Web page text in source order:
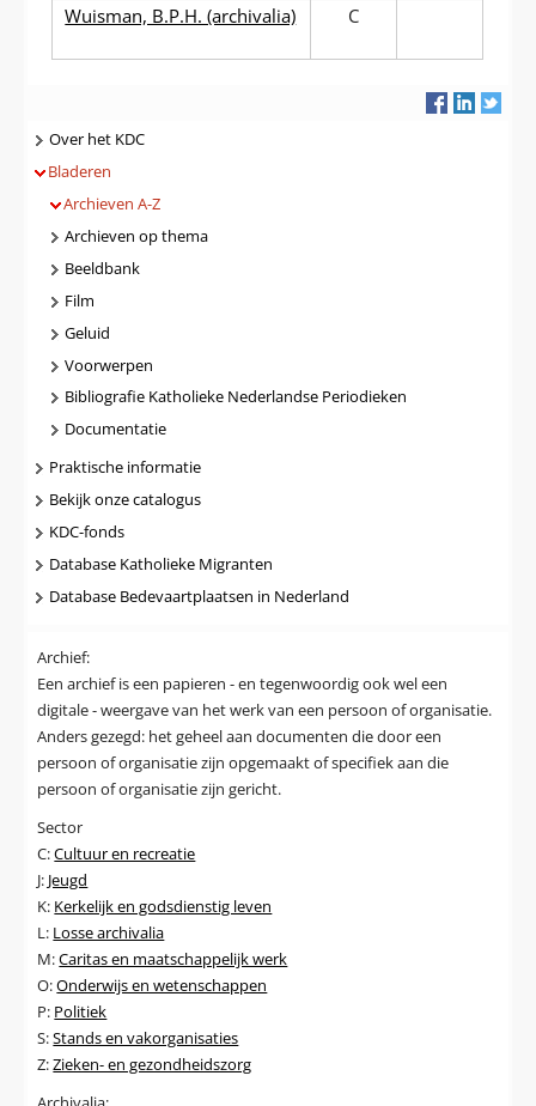
Wuisman, B.P.H. (archivalia) C
Navigatie
Over het KDC
Bladeren
Archieven A-Z
Archieven op thema
Beeldbank
Film
Geluid
Voorwerpen
Bibliografie Katholieke Nederlandse Periodieken
Documentatie
Praktische informatie
Bekijk onze catalogus
KDC-fonds
Database Katholieke Migranten
Database Bedevaartplaatsen in Nederland
Archief:
Een archief is een papieren - en tegenwoordig ook wel een
digitale - weergave van het werk van een persoon of organisatie.
Anders gezegd: het geheel aan documenten die door een
persoon of organisatie zijn opgemaakt of specifiek aan die
persoon of organisatie zijn gericht.
Sector
C:Cultuur en recreatie
J: Jeugd
K: Kerkelijk en godsdienstig leven
L: Losse archivalia
M:Caritas en maatschappelijk werk
O:Onderwijs en wetenschappen
P: Politiek
S:Stands en vakorganisaties
Z:Zieken- en gezondheidszorg